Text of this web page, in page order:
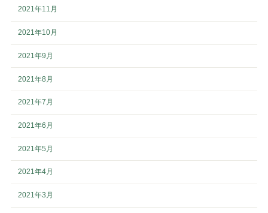
2021年11月
2021年10月
2021年9月
2021年8月
2021年7月
2021年6月
2021年5月
2021年4月
2021年3月